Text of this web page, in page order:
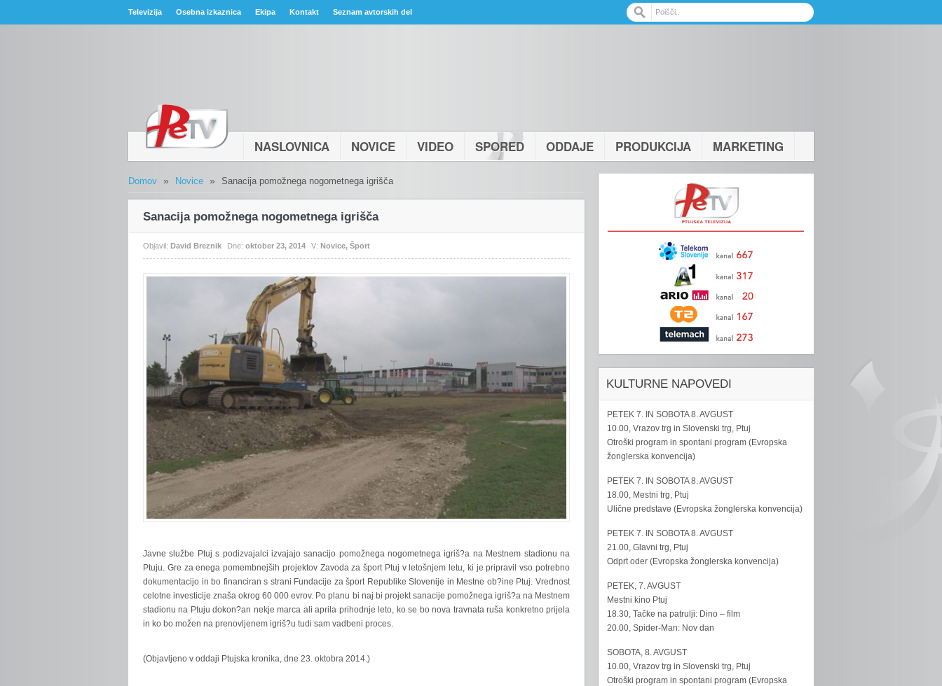
Televizija Osebna izkaznica Ekipa Kontakt Seznam avtorskih del
NASLOVNICA NOVICE VIDEO SPORED ODDAJE PRODUKCIJA MARKETING
Domov » Novice » Sanacija pomožnega nogometnega igrišča
Sanacija pomožnega nogometnega igrišča
Objavil: David Breznik Dne: oktober 23, 2014 V: Novice, Šport
Javneslužbe Ptuj s podizvajalci izvajajo sanacijo pomožnega nogometnega igriš?a na Mestnem stadionu na
Ptuju. Gre za enega pomembnejših projektov Zavoda za šport Ptuj v letošnjem letu, ki je pripravil vso potrebno
dokumentacijo in bo financiran s strani Fundacije za šport Republike Slovenije in Mestne ob?ine Ptuj. Vrednost
celotne investicije znaša okrog 60 000 evrov. Po planu bi naj bi projekt sanacije pomožnega igriš?a na Mestnem
stadionu na Ptuju dokon?an nekje marca ali aprila prihodnje leto, ko se bo nova travnata ruša konkretno prijela
in ko bo možen na prenovljenem igriš?u tudi sam vadbeni proces.
(Objavljeno v oddaji Ptujska kronika, dne 23. oktobra 2014.)
KULTURNE NAPOVEDI
PETEK 7. IN SOBOTA 8. AVGUST
10.00, Vrazov trg in Slovenski trg, Ptuj
Otroški program in spontani program (Evropska
žonglerska konvencija)
PETEK 7. IN SOBOTA 8. AVGUST
18.00, Mestni trg, Ptuj
Ulične predstave (Evropska žonglerska konvencija)
PETEK 7. IN SOBOTA 8. AVGUST
21.00, Glavni trg, Ptuj
Odprt oder (Evropska žonglerska konvencija)
PETEK, 7. AVGUST
Mestni kino Ptuj
18.30, Tačke na patrulji: Dino – film
20.00, Spider-Man: Nov dan
SOBOTA, 8. AVGUST
10.00, Vrazov trg in Slovenski trg, Ptuj
Otroški program in spontani program (Evropska